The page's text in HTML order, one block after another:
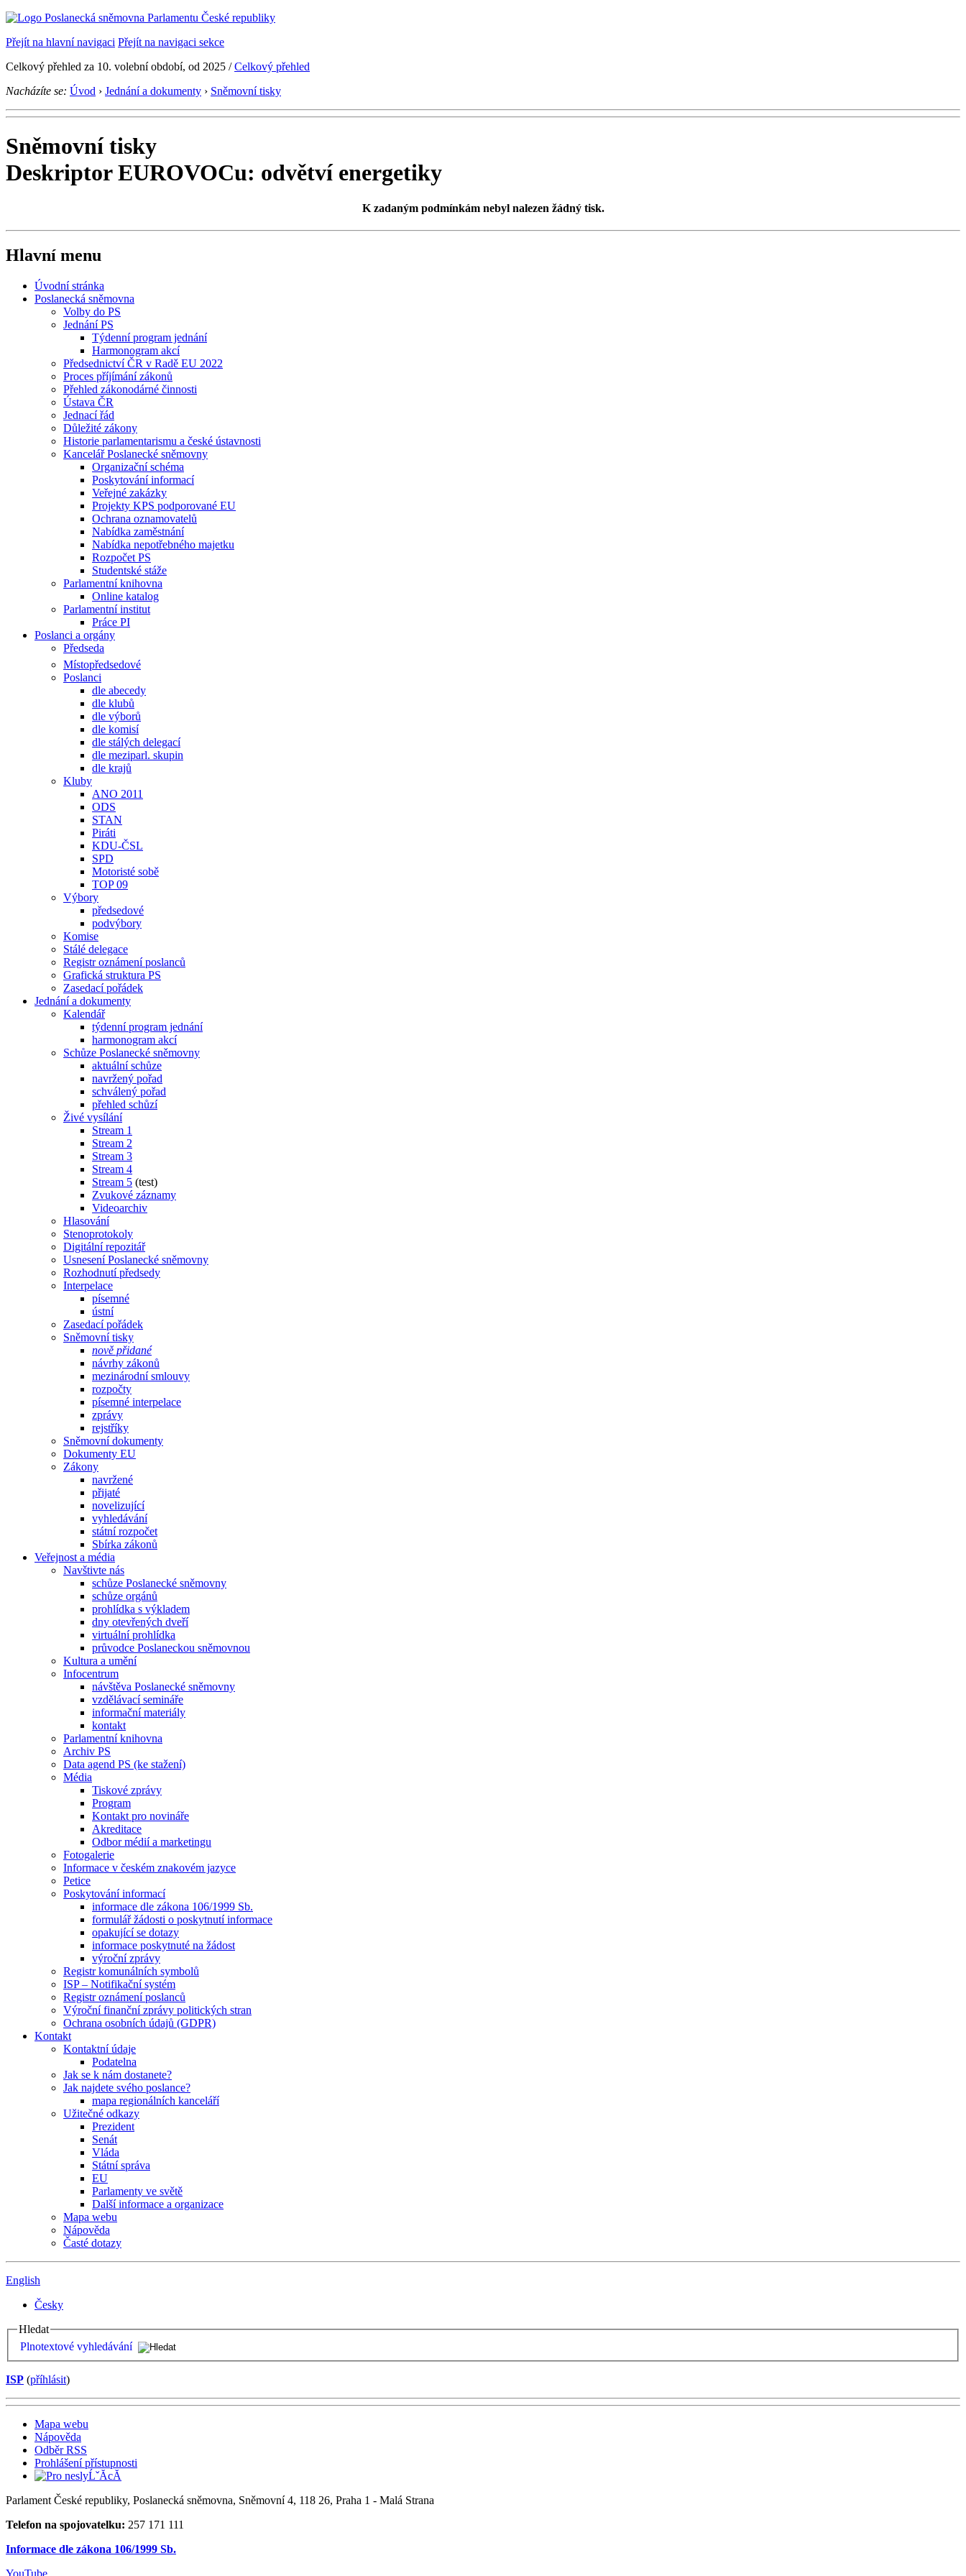
Přejít na hlavní navigaci Přejít na navigaci sekce
Celkový přehled za 10. volební období, od 2025 /Celkový přehled
Nacházíte se: Úvod › Jednání a dokumenty › Sněmovní tisky
Sněmovní tisky
Deskriptor EUROVOCu: odvětví energetiky
K zadaným podmínkám nebyl nalezen žádný tisk.
Hlavní menu
Úvodní stránka
Poslanecká sněmovna
Volby do PS
Jednání PS
Týdenní program jednání
Harmonogram akcí
Předsednictví ČR v Radě EU 2022
Proces příjímání zákonů
Přehled zákonodárné činnosti
Ústava ČR
Jednací řád
Důležité zákony
Historie parlamentarismu a české ústavnosti
Kancelář Poslanecké sněmovny
Organizační schéma
Poskytování informací
Veřejné zakázky
Projekty KPS podporované EU
Ochrana oznamovatelů
Nabídka zaměstnání
Nabídka nepotřebného majetku
Rozpočet PS
Studentské stáže
Parlamentní knihovna
Online katalog
Parlamentní institut
Práce PI
Poslanci a orgány
Předseda
Místopředsedové
Poslanci
dle abecedy
dle klubů
dle výborů
dle komisí
dle stálých delegací
dle meziparl. skupin
dle krajů
Kluby
ANO 2011
ODS
STAN
Piráti
KDU-ČSL
SPD
Motoristé sobě
TOP 09
Výbory
předsedové
podvýbory
Komise
Stálé delegace
Registr oznámení poslanců
Grafická struktura PS
Zasedací pořádek
Jednání a dokumenty
Kalendář
týdenní program jednání
harmonogram akcí
Schůze Poslanecké sněmovny
aktuální schůze
navržený pořad
schválený pořad
přehled schůzí
Živé vysílání
Stream 1
Stream 2
Stream 3
Stream 4
Stream 5 (test)
Zvukové záznamy
Videoarchiv
Hlasování
Stenoprotokoly
Digitální repozitář
Usnesení Poslanecké sněmovny
Rozhodnutí předsedy
Interpelace
písemné
ústní
Zasedací pořádek
Sněmovní tisky
nově přidané
návrhy zákonů
mezinárodní smlouvy
rozpočty
písemné interpelace
zprávy
rejstříky
Sněmovní dokumenty
Dokumenty EU
Zákony
navržené
přijaté
novelizující
vyhledávání
státní rozpočet
Sbírka zákonů
Veřejnost a média
Navštivte nás
schůze Poslanecké sněmovny
schůze orgánů
prohlídka s výkladem
dny otevřených dveří
virtuální prohlídka
průvodce Poslaneckou sněmovnou
Kultura a umění
Infocentrum
návštěva Poslanecké sněmovny
vzdělávací semináře
informační materiály
kontakt
Parlamentní knihovna
Archiv PS
Data agend PS (ke stažení)
Média
Tiskové zprávy
Program
Kontakt pro novináře
Akreditace
Odbor médií a marketingu
Fotogalerie
Informace v českém znakovém jazyce
Petice
Poskytování informací
informace dle zákona 106/1999 Sb.
formulář žádosti o poskytnutí informace
opakující se dotazy
informace poskytnuté na žádost
výroční zprávy
Registr komunálních symbolů
ISP – Notifikační systém
Registr oznámení poslanců
Výroční finanční zprávy politických stran
Ochrana osobních údajů (GDPR)
Kontakt
Kontaktní údaje
Podatelna
Jak se k nám dostanete?
Jak najdete svého poslance?
mapa regionálních kanceláří
Užitečné odkazy
Prezident
Senát
Vláda
Státní správa
EU
Parlamenty ve světě
Další informace a organizace
Mapa webu
Nápověda
Časté dotazy
English
Česky
Hledat
Plnotextové vyhledávání
ISP (příhlásit)
Mapa webu
Nápověda
Odběr RSS
Prohlášení přístupnosti
Parlament České republiky, Poslanecká sněmovna, Sněmovní 4, 118 26, Praha 1 - Malá Strana
Telefon na spojovatelku: 257 171 111
Informace dle zákona 106/1999 Sb.
YouTube